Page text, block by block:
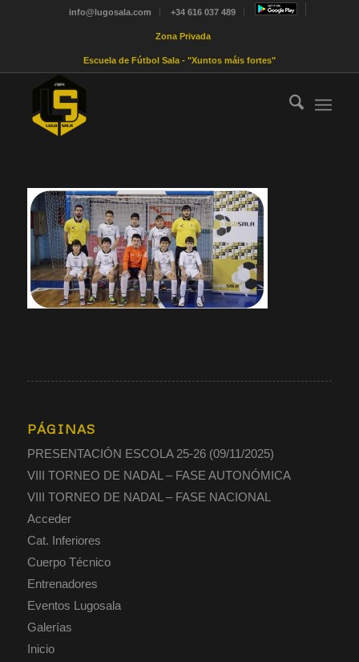
info@lugosala.com +34 616 037 489
Zona Privada
Escuela de Fútbol Sala - "Xuntos máis fortes"
PÁGINAS
PRESENTACIÓN ESCOLA 25-26 (09/11/2025)
VIII TORNEO DE NADAL – FASE AUTONÓMICA
VIII TORNEO DE NADAL – FASE NACIONAL
Acceder
Cat. Inferiores
Cuerpo Técnico
Entrenadores
Eventos Lugosala
Galerías
Inicio